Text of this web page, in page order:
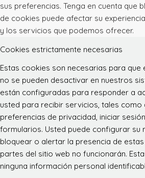
sus preferencias. Tenga en cuenta que
de cookies puede afectar su
y los servicios que podemos ofrecer.
Cookies estrictamente necesarias
Estas cookies son necesarias para que
no se pueden desactivar en nuestros
están configuradas para responder a
usted para recibir servicios, tales como
preferencias de privacidad, iniciar
formularios. Usted puede configurar su
bloquear o alertar la presencia de
partes del sitio web no funcionarán.
ninguna información personal